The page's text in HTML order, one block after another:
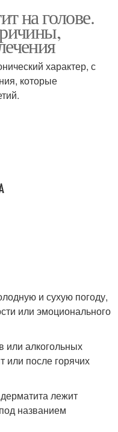
на голове.
характер, с
которые
и сухую погоду,
или эмоционального
или алкогольных
или после горячих
лежит
названием